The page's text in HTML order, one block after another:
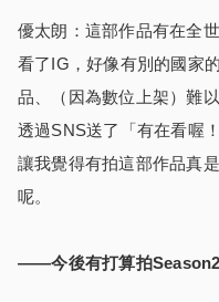
優太朗：這部作品有在全
看了IG，好像有別的國家
品、（因為數位上架）難
透過SNS送了「有在看喔
讓我覺得有拍這部作品真
呢。
――今後有打算拍Season2